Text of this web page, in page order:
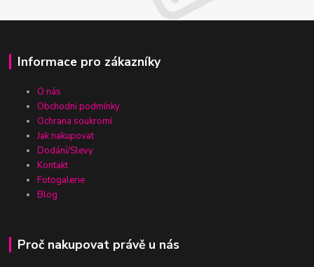
Informace pro zákazníky
O nás
Obchodní podmínky
Ochrana soukromí
Jak nakupovat
Dodání/Slevy
Kontakt
Fotogalerie
Blog
Proč nakupovat právě u nás